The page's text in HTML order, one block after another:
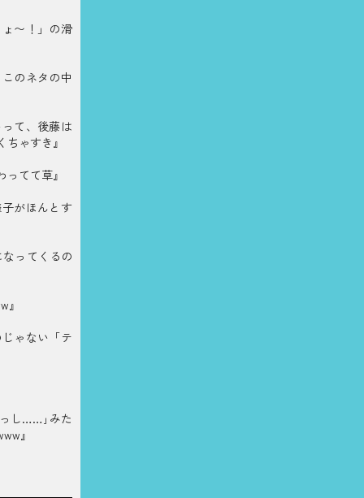
〜！」の滑
のネタの中
て、後藤は
ゃすき』
てて草』
がほんとす
なってくるの
』
ゃない「テ
っし……｣みた
』